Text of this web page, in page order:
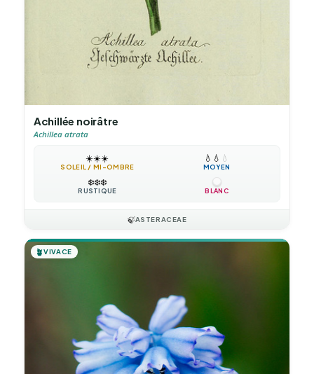
Achillée noirâtre
Achillea atrata
☀️☀️☀️
SOLEIL / MI-OMBRE
💧 💧 💧
MOYEN
❄️❄️❄️
RUSTIQUE BLANC
🍃ASTERACEAE
🪴VIVACE